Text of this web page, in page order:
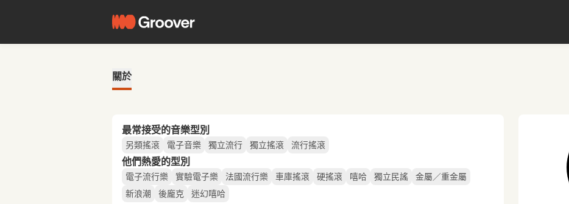
關於
最常接受的音樂型別
另類搖滾 電子音樂 獨立流行 獨立搖滾 流行搖滾
他們熱愛的型別
電子流行樂 實驗電子樂 法國流行樂 車庫搖滾 硬搖滾 嘻哈 獨立民謠
金屬／重金屬
新浪潮
後龐克 迷幻嘻哈